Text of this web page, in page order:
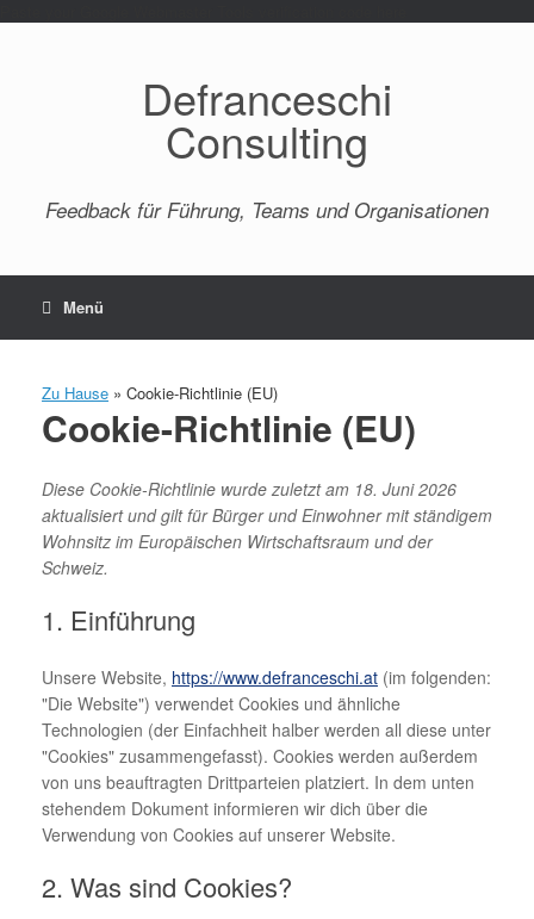
Defranceschi
Consulting
Feedback für Führung, Teams und Organisationen
Menü
Zu Hause » Cookie-Richtlinie (EU)
Cookie-Richtlinie (EU)
Diese Cookie-Richtlinie wurde zuletzt am 18. Juni 2026
aktualisiert und gilt für Bürger und Einwohner mit ständigem
Wohnsitz im Europäischen Wirtschaftsraum und der
Schweiz.
1. Einführung
Unsere Website, https://www.defranceschi.at (im folgenden:
"Die Website") verwendet Cookies und ähnliche
Technologien (der Einfachheit halber werden all diese unter
"Cookies" zusammengefasst). Cookies werden außerdem
von uns beauftragten Drittparteien platziert. In dem unten
stehendem Dokument informieren wir dich über die
Verwendung von Cookies auf unserer Website.
2. Was sind Cookies?